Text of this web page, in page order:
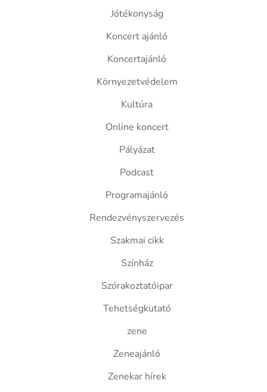
Jótékonyság
Koncert ajánló
Koncertajánló
Környezetvédelem
Kultúra
Online koncert
Pályázat
Podcast
Programajánló
Rendezvényszervezés
Szakmai cikk
Színház
Szórakoztatóipar
Tehetségkutató
zene
Zeneajánló
Zenekar hírek